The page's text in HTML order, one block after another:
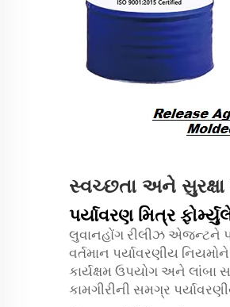
સ્વચ્છતા અને સુરક્ષા
પર્યાવરણ મિત્ર
લુવાનહોંગ રીલીઝ એજન્ટને
વર્તમાન પર્યાવરણીય
કાર્યક્ષમ ઉપયોગ અને
કામગીરીની સમગ્ર